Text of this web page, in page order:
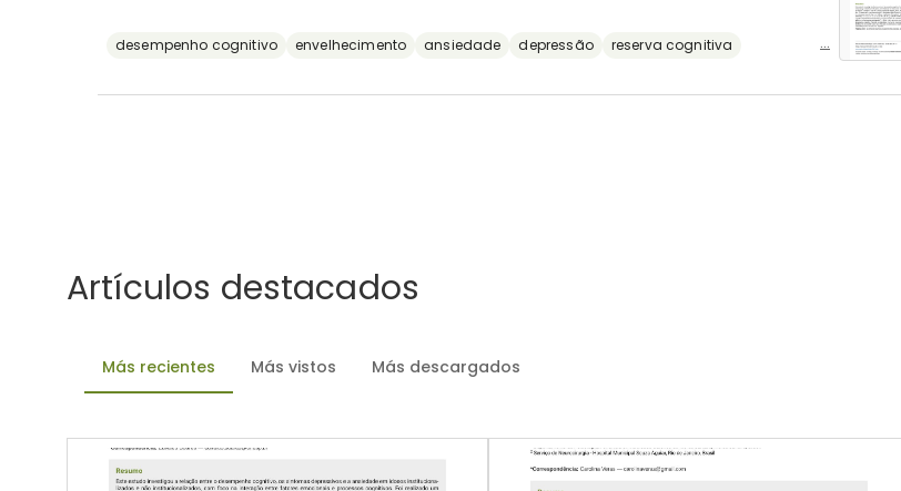
desempenho cognitivo envelhecimento ansiedade depressão reserva cognitiva ...
Artículos destacados
Más recientes Más vistos Más descargados